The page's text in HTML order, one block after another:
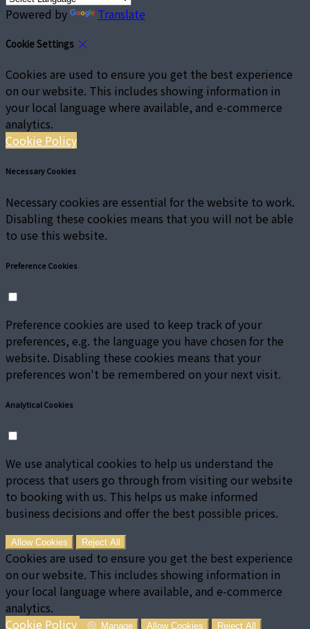
Powered by Translate
Cookie Settings
Cookies are used to ensure you get the best experience
on our website. This includes showing information in
your local language where available, and e-commerce
analytics.
Cookie Policy
Necessary Cookies
Necessary cookies are essential for the website to work.
Disabling these cookies means that you will not be able
to use this website.
Preference Cookies
Preference cookies are used to keep track of your
preferences, e.g. the language you have chosen for the
website. Disabling these cookies means that your
preferences won't be remembered on your next visit.
Analytical Cookies
We use analytical cookies to help us understand the
process that users go through from visiting our website
to booking with us. This helps us make informed
business decisions and offer the best possible prices.
Allow Cookies Reject All
Cookies are used to ensure you get the best experience
on our website. This includes showing information in
your local language where available, and e-commerce
analytics.
Cookie Policy
Manage Allow Cookies Reject All